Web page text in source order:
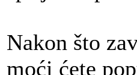
Nakon što
moći ćete